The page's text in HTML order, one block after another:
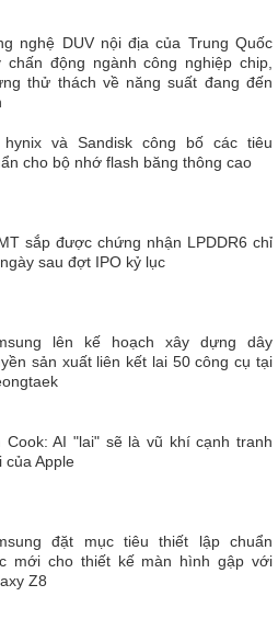
nghệ DUV nội địa của Trung Quốc
chấn động ngành công nghiệp chip,
thử thách về năng suất đang đến
hynix và Sandisk công bố các tiêu
cho bộ nhớ flash băng thông cao
sắp được chứng nhận LPDDR6 chỉ
sau đợt IPO kỷ lục
lên kế hoạch xây dựng dây
sản xuất liên kết lai 50 công cụ tại
Cook: AI "lai" sẽ là vũ khí cạnh tranh
của Apple
đặt mục tiêu thiết lập chuẩn
mới cho thiết kế màn hình gập với
Z8